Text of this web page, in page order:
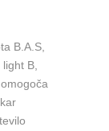
B.A.S,
B,